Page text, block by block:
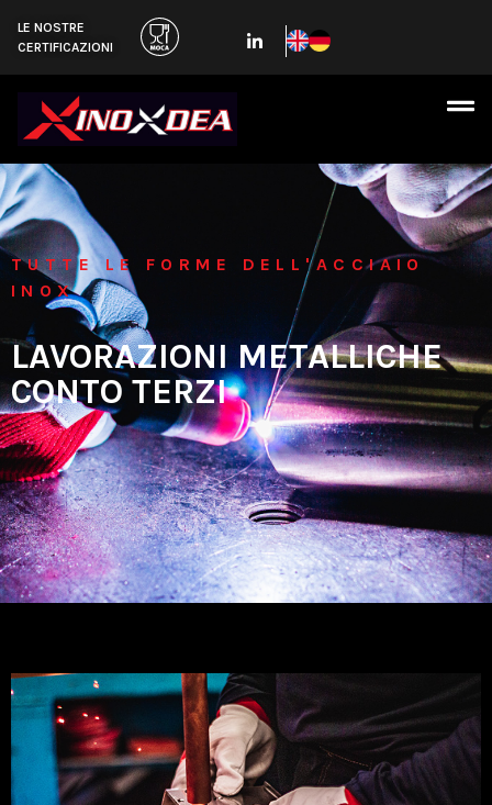
LE NOSTRE
CERTIFICAZIONI
TUTTE LE FORME DELL'ACCIAIO
INOX
LAVORAZIONI METALLICHE
CONTO TERZI